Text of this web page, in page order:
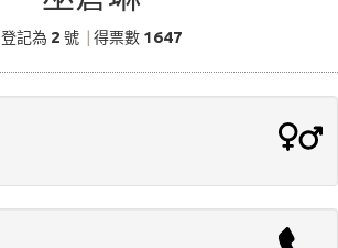
登記為 2 號 得票數 1647